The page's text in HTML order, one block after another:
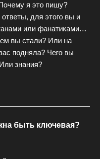
я это пишу?
для этого вы и
или фанатиками…
вы стали? Или на
подняла? Чего вы
знания?
быть ключевая?